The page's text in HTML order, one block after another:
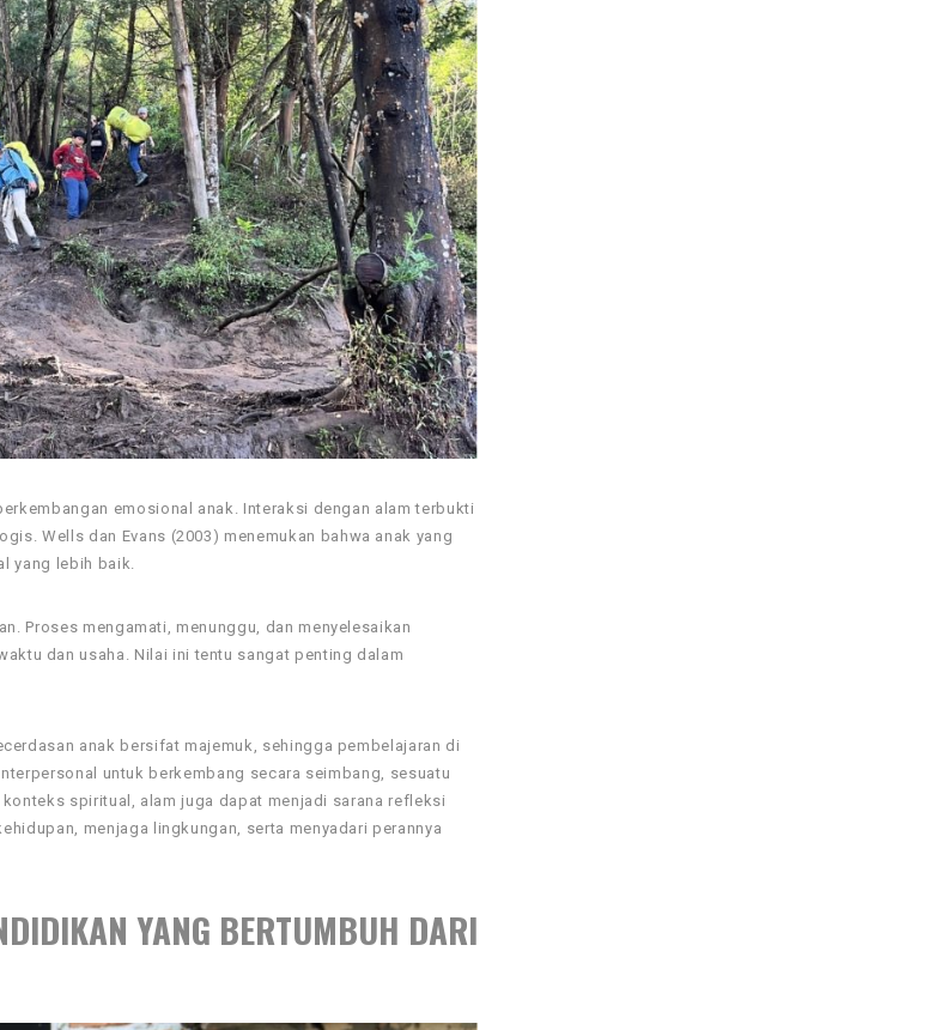
emosional anak. Interaksi dengan alam terbukti
Wells dan Evans (2003) menemukan bahwa anak yang
yang lebih baik.
Proses mengamati, menunggu, dan menyelesaikan
dan usaha. Nilai ini tentu sangat penting dalam
anak bersifat majemuk, sehingga pembelajaran di
untuk berkembang secara seimbang, sesuatu
spiritual, alam juga dapat menjadi sarana refleksi
menjaga lingkungan, serta menyadari perannya
YANG BERTUMBUH DARI